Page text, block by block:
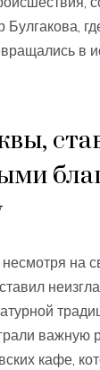
Булгакова,
в
на
важную
кафе,